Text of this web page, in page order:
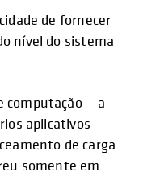
de fornecer
nível do sistema
computação — a
aplicativos
de carga
somente em